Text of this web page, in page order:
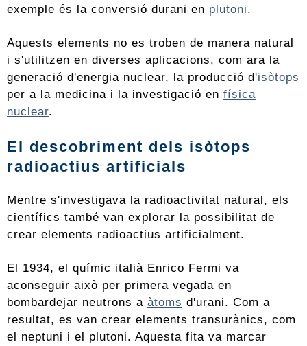
exemple és la conversió durani en plutoni.
Aquests elements no es troben de manera natural
i s'utilitzen en diverses aplicacions, com ara la
generació d'energia nuclear, la producció d'isòtops
per a la medicina i la investigació en física
nuclear.
El descobriment dels isòtops
radioactius artificials
Mentre s'investigava la radioactivitat natural, els
científics també van explorar la possibilitat de
crear elements radioactius artificialment.
El 1934, el químic italià Enrico Fermi va
aconseguir això per primera vegada en
bombardejar neutrons a àtoms d'urani. Com a
resultat, es van crear elements transurànics, com
el neptuni i el plutoni. Aquesta fita va marcar